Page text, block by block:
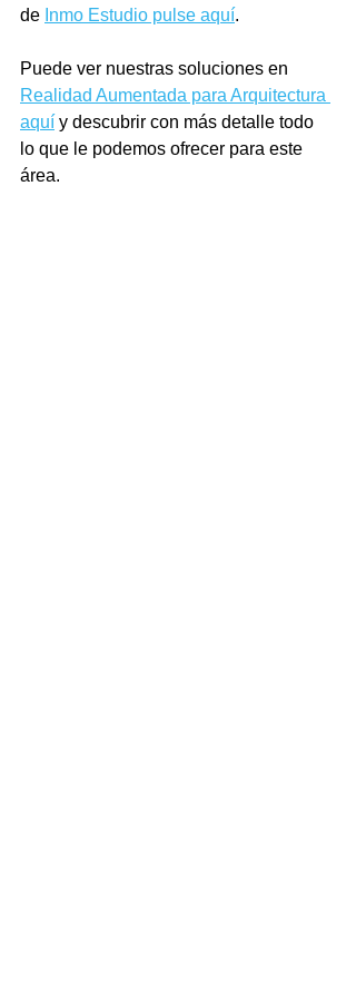
de Inmo Estudio pulse aquí.
Puede ver nuestras soluciones en
Realidad Aumentada para Arquitectura
aquí y descubrir con más detalle todo
lo que le podemos ofrecer para este
área.